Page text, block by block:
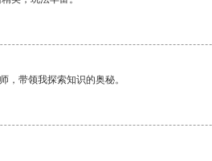
，带领我探索知识的奥秘。